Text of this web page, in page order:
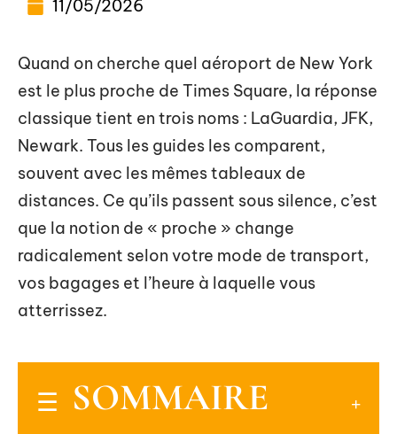
11/05/2026
Quand on cherche quel aéroport de New York
est le plus proche de Times Square, la réponse
classique tient en trois noms : LaGuardia, JFK,
Newark. Tous les guides les comparent,
souvent avec les mêmes tableaux de
distances. Ce qu’ils passent sous silence, c’est
que la notion de « proche » change
radicalement selon votre mode de transport,
vos bagages et l’heure à laquelle vous
atterrissez.
SOMMAIRE